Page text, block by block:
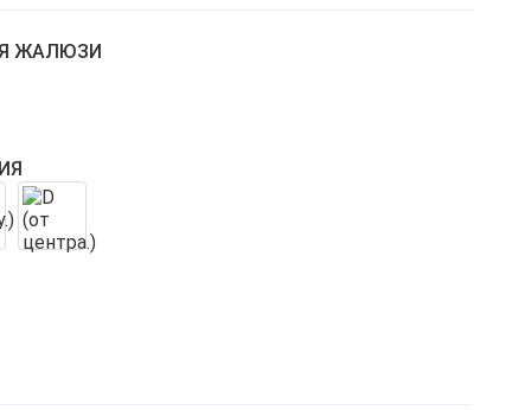
ЖАЛЮЗИ